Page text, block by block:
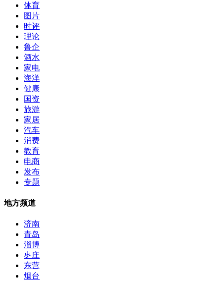
体育
图片
时评
理论
鲁企
酒水
家电
海洋
健康
国资
旅游
家居
汽车
消费
教育
电商
发布
专题
地方频道
济南
青岛
淄博
枣庄
东营
烟台